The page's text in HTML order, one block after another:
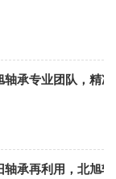
承专业团队，精
承再利用，北旭